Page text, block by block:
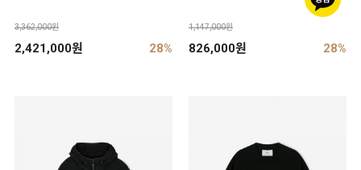
3,362,000원
2,421,000원 28%
1,147,000원
826,000원 28%